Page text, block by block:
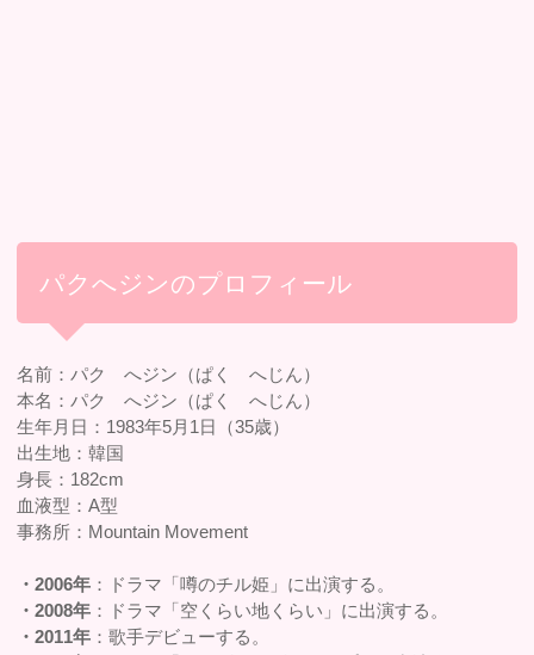
パクへジンのプロフィール
名前：パク へジン（ぱく へじん）
本名：パク へジン（ぱく へじん）
生年月日：1983年5月1日（35歳）
出生地：韓国
身長：182cm
血液型：A型
事務所：Mountain Movement
・2006年 ：ドラマ「噂のチル姫」に出演する。
・2008年 ：ドラマ「空くらい地くらい」に出演する。
・2011年 ：歌手デビューする。